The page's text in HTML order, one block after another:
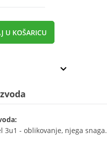
U KOŠARICU
3u1 - oblikovanje, njega snaga.